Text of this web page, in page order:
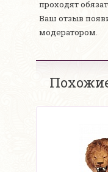
проходят
Ваш отзыв
модератором.